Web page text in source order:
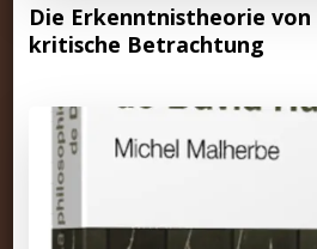
Die Erkenntnistheorie von
kritische Betrachtung